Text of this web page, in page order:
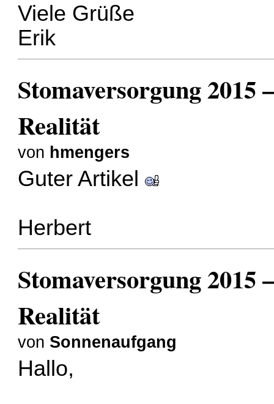
Viele Grüße
Erik
Stomaversorgung 2015
Realität
von hmengers
Guter Artikel
Herbert
Stomaversorgung 2015
Realität
von Sonnenaufgang
Hallo,